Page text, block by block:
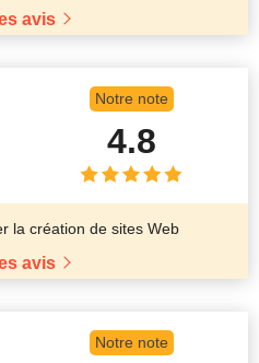
avis
Notre note
4.8
la création de sites Web
avis
Notre note